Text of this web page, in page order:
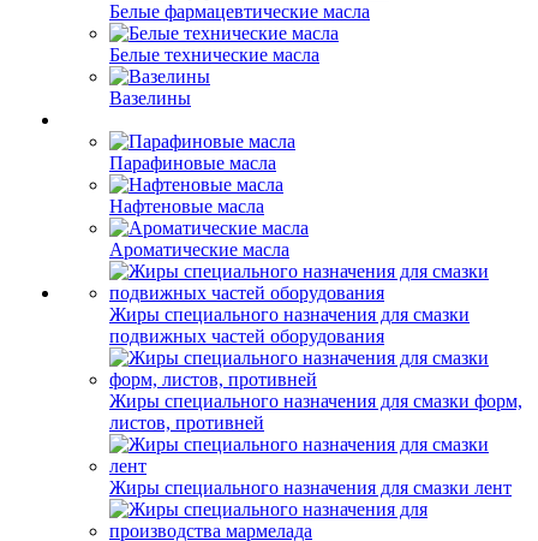
Белые фармацевтические масла
Белые технические масла
Вазелины
Парафиновые масла
Нафтеновые масла
Ароматические масла
Жиры специального назначения для смазки
подвижных частей оборудования
Жиры специального назначения для смазки форм,
листов, противней
Жиры специального назначения для смазки лент